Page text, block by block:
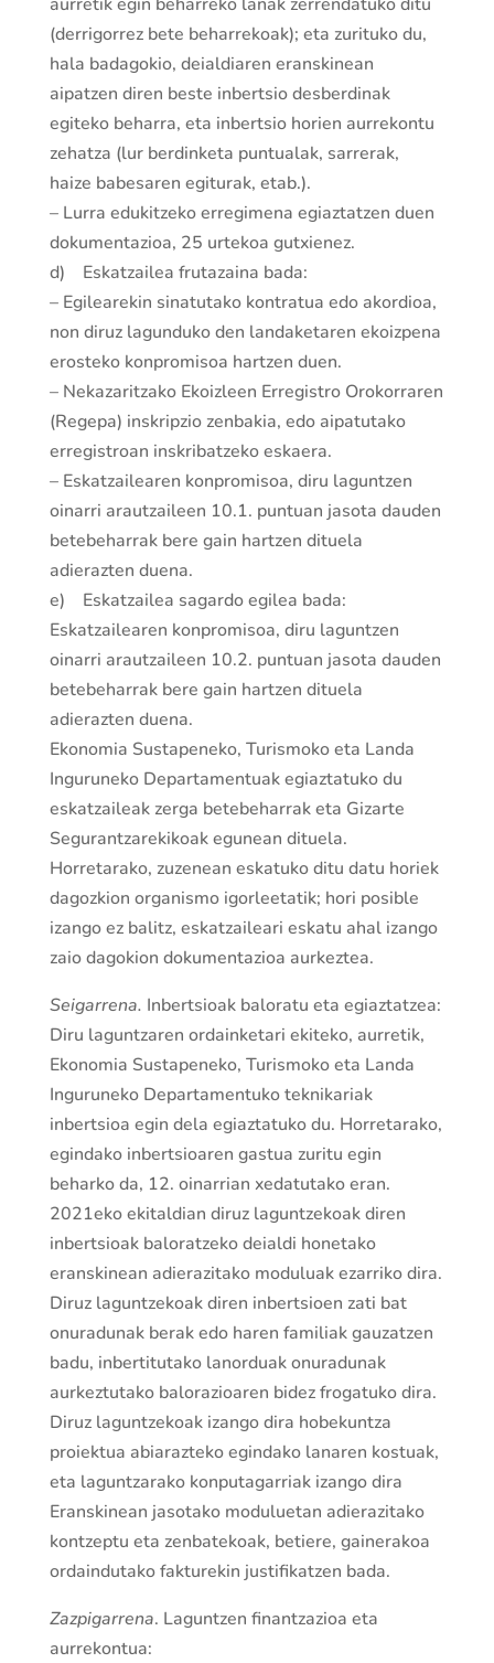
(derrigorrez bete beharrekoak); eta zurituko du,
hala badagokio, deialdiaren eranskinean
aipatzen diren beste inbertsio desberdinak
egiteko beharra, eta inbertsio horien aurrekontu
zehatza (lur berdinketa puntualak, sarrerak,
haize babesaren egiturak, etab.).
– Lurra edukitzeko erregimena egiaztatzen duen
dokumentazioa, 25 urtekoa gutxienez.
d) Eskatzailea frutazaina bada:
– Egilearekin sinatutako kontratua edo akordioa,
non diruz lagunduko den landaketaren ekoizpena
erosteko konpromisoa hartzen duen.
– Nekazaritzako Ekoizleen Erregistro Orokorraren
(Regepa) inskripzio zenbakia, edo aipatutako
erregistroan inskribatzeko eskaera.
– Eskatzailearen konpromisoa, diru laguntzen
oinarri arautzaileen 10.1. puntuan jasota dauden
betebeharrak bere gain hartzen dituela
adierazten duena.
e) Eskatzailea sagardo egilea bada:
Eskatzailearen konpromisoa, diru laguntzen
oinarri arautzaileen 10.2. puntuan jasota dauden
betebeharrak bere gain hartzen dituela
adierazten duena.
Ekonomia Sustapeneko, Turismoko eta Landa
Inguruneko Departamentuak egiaztatuko du
eskatzaileak zerga betebeharrak eta Gizarte
Segurantzarekikoak egunean dituela.
Horretarako, zuzenean eskatuko ditu datu horiek
dagozkion organismo igorleetatik; hori posible
izango ez balitz, eskatzaileari eskatu ahal izango
zaio dagokion dokumentazioa aurkeztea.
Seigarrena. Inbertsioak baloratu eta egiaztatzea:
Diru laguntzaren ordainketari ekiteko, aurretik,
Ekonomia Sustapeneko, Turismoko eta Landa
Inguruneko Departamentuko teknikariak
inbertsioa egin dela egiaztatuko du. Horretarako,
egindako inbertsioaren gastua zuritu egin
beharko da, 12. oinarrian xedatutako eran.
2021eko ekitaldian diruz laguntzekoak diren
inbertsioak baloratzeko deialdi honetako
eranskinean adierazitako moduluak ezarriko dira.
Diruz laguntzekoak diren inbertsioen zati bat
onuradunak berak edo haren familiak gauzatzen
badu, inbertitutako lanorduak onuradunak
aurkeztutako balorazioaren bidez frogatuko dira.
Diruz laguntzekoak izango dira hobekuntza
proiektua abiarazteko egindako lanaren kostuak,
eta laguntzarako konputagarriak izango dira
Eranskinean jasotako moduluetan adierazitako
kontzeptu eta zenbatekoak, betiere, gainerakoa
ordaindutako fakturekin justifikatzen bada.
Zazpigarrena. Laguntzen finantzazioa eta
aurrekontua: